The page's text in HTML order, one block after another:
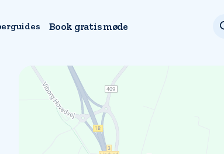
Book gratis møde